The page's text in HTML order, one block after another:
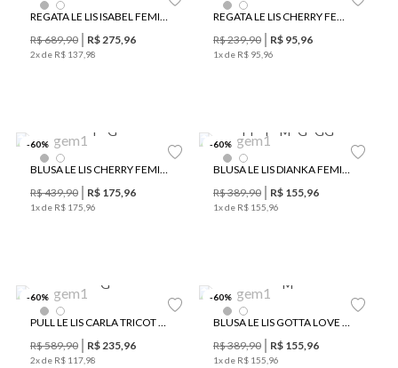
REGATA LE LIS ISABEL FEMININA
R$689,90 R$275,96
2x de R$ 137 98
REGATA LE LIS CHERRY FEMININA
R$239,90 R$ 95,96
1x de R$ 95 96
-60%
P G
BLUSA LE LIS CHERRY FEMININA
R$439,90 R$ 175,96
Últimas Peças
1x de R$ 175 96
-60%
PP P M G GG
BLUSA LE LIS DIANKA FEMININA
R$389,90 R$ 155,96
1x de R$ 155 96
-60%
G
PULL LE LIS CARLA TRICOT FEMININO
R$589,90 R$235,96
2x de R$ 117 98
-60%
M
BLUSA LE LIS GOTTA LOVE FEMININA
R$389,90 R$ 155,96
1x de R$ 155 96